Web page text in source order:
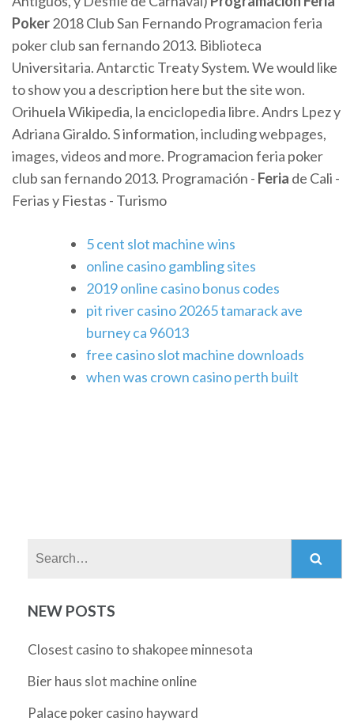
Poker2018 Club San Fernando Programacion feria
poker club san fernando 2013. Biblioteca
Universitaria. Antarctic Treaty System. We would like
to show you a description here but the site won.
Orihuela Wikipedia, la enciclopedia libre. Andrs Lpez y
Adriana Giraldo. S information, including webpages,
images, videos and more. Programacion feria poker
club san fernando 2013. Programación - Feria de Cali -
Ferias y Fiestas - Turismo
5 cent slot machine wins
online casino gambling sites
2019 online casino bonus codes
pit river casino 20265 tamarack ave
burney ca 96013
free casino slot machine downloads
when was crown casino perth built
NEW POSTS
Closest casino to shakopee minnesota
Bier haus slot machine online
Palace poker casino hayward